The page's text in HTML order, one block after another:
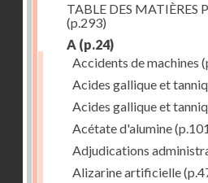
TABLE DES MATIÈRES
(p.293)
A (p.24)
Accidents de machines
Acides gallique et
Acides gallique et
Acétate d'alumine
Adjudications
Alizarine artificielle